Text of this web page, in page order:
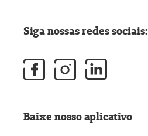
Siga nossas redes sociais:
Baixe nosso aplicativo